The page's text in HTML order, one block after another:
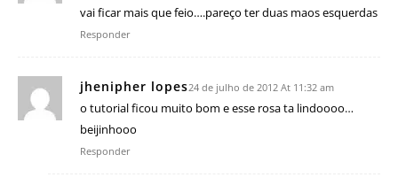
vai ficar mais que feio….pareço ter duas maos esquerdas
Responder
jhenipher lopes24 de julho de 2012 At 11:32 am
o tutorial ficou muito bom e esse rosa ta lindoooo…
beijinhooo
Responder